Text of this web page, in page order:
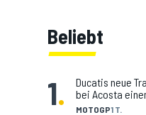
Beliebt
1. MOTOGP1 T.
Ducatis neue
bei Acosta